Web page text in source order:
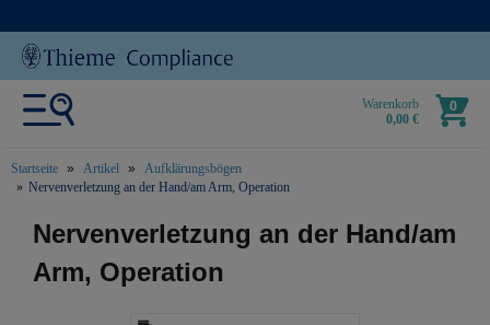
Warenkorb
0,00 €
0
Startseite Artikel
Aufklärungsbögen
Nervenverletzung an der Hand/am Arm, Operation
text.skipToContent
text.skipToNavigation
Nervenverletzung an der Hand/am
Arm, Operation